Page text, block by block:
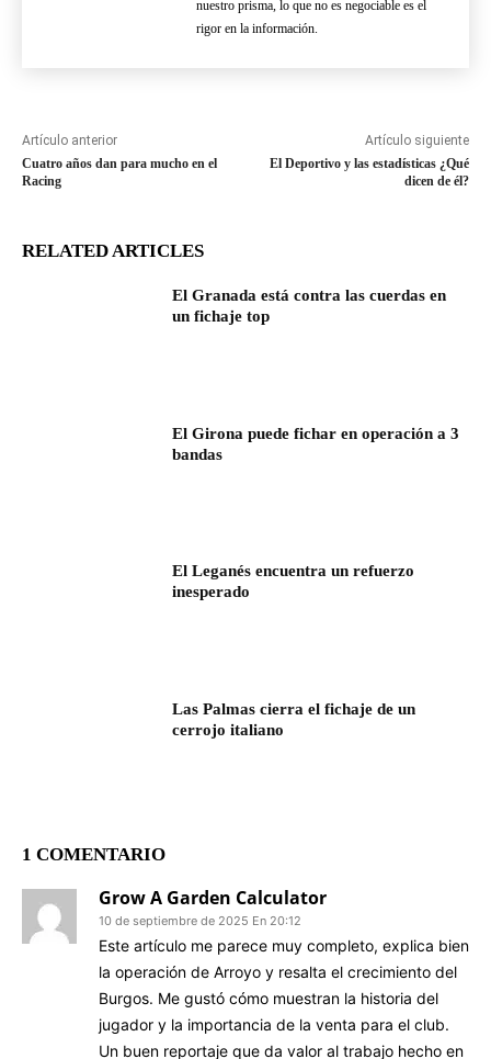
nuestro prisma, lo que no es negociable es el
rigor en la información.
Artículo anterior
Cuatro años dan para mucho en el
Racing
Artículo siguiente
El Deportivo y las estadísticas ¿Qué
dicen de él?
RELATED ARTICLES
El Granada está contra las cuerdas en
un fichaje top
El Girona puede fichar en operación a 3
bandas
El Leganés encuentra un refuerzo
inesperado
Las Palmas cierra el fichaje de un
cerrojo italiano
1 COMENTARIO
Grow A Garden Calculator
10 de septiembre de 2025 En 20:12
Este artículo me parece muy completo, explica bien
la operación de Arroyo y resalta el crecimiento del
Burgos. Me gustó cómo muestran la historia del
jugador y la importancia de la venta para el club.
Un buen reportaje que da valor al trabajo hecho en